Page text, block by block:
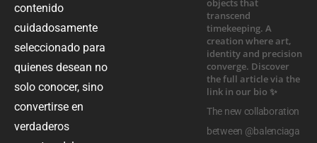
contenido
cuidadosamente
seleccionado para
quienes desean no
solo conocer, sino
convertirse en
verdaderos
The new collaboration
between @balenciaga